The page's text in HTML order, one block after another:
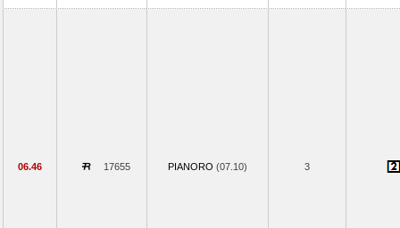
06.46 17655 PIANORO (07.10) 3